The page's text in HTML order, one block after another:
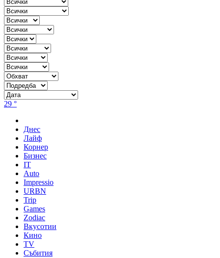
29 °
Днес
Лайф
Корнер
Бизнес
IT
Auto
Impressio
URBN
Trip
Games
Zodiac
Вкусотии
Кино
TV
Събития